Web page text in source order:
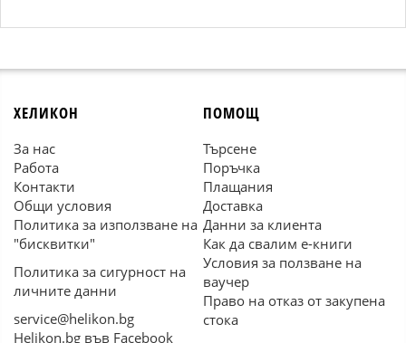
ХЕЛИКОН
За нас
Работа
Контакти
Общи условия
Политика за използване на
"бисквитки"
Политика за сигурност на
личните данни
service@helikon.bg
Helikon.bg във Facebook
ПОМОЩ
Търсене
Поръчка
Плащания
Доставка
Данни за клиента
Как да свалим е-книги
Условия за ползване на
ваучер
Право на отказ от закупена
стока